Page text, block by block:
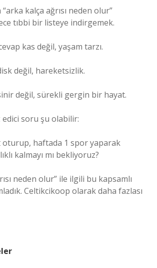
kalça ağrısı neden olur”
tıbbi bir listeye indirgemek.
kas değil, yaşam tarzı.
değil, hareketsizlik.
değil, sürekli gergin bir hayat.
edici soru şu olabilir:
oturup, haftada 1 spor yaparak
kalmayı mı bekliyoruz?
neden olur” ile ilgili bu kapsamlı
Celtikcikoop olarak daha fazlası